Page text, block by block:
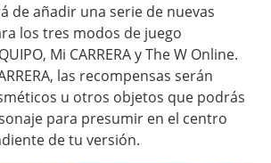
de añadir una serie de nuevas
los tres modos de juego
Mi CARRERA y The W Online.
las recompensas serán
u otros objetos que podrás
para presumir en el centro
de tu versión.